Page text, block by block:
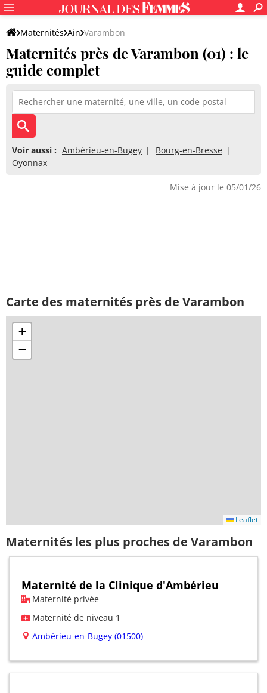
Maternités Ain Varambon
Maternités près de Varambon (01) : le
guide complet
Voir aussi : Ambérieu-en-Bugey
Bourg-en-Bresse
Oyonnax
Mise à jour le 05/01/26
Carte des maternités près de Varambon
+
−
Leaflet
Maternités les plus proches de Varambon
Maternité de la Clinique d'Ambérieu
Maternité privée
Maternité de niveau 1
Ambérieu-en-Bugey (01500)